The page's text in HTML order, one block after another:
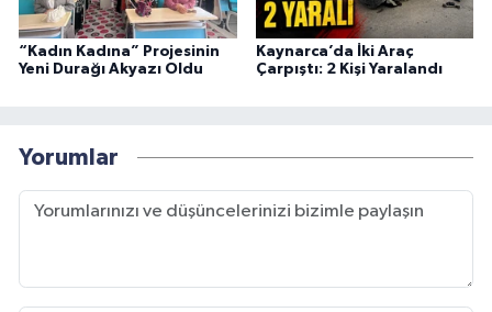
“Kadın Kadına” Projesinin
Yeni Durağı Akyazı Oldu
Kaynarca’da İki Araç
Çarpıştı: 2 Kişi Yaralandı
Yorumlar